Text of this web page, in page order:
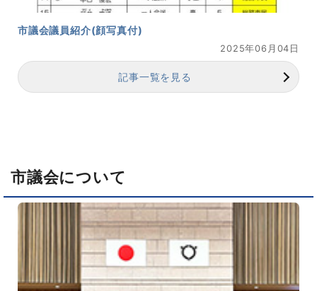
市議会議員紹介(顔写真付)
2025年06月04日
記事一覧を見る
市議会について